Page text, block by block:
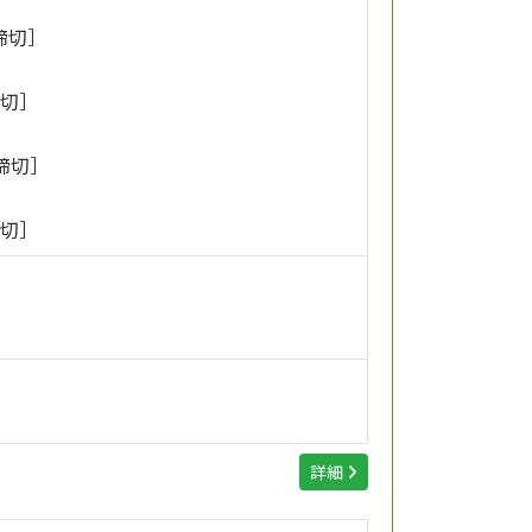
］
］
］
］
詳細